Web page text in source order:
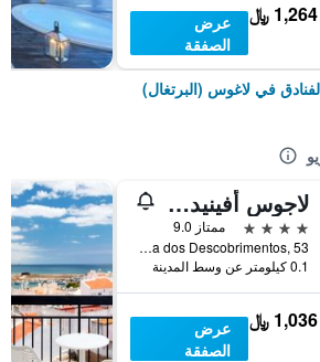
1,264 ﷼
عرض
الصفقة
في لاغوس (البرتغال)
لاجوس أفينيدا أوتل
4 نجوم
ممتاز 9.0
Avenida dos Descobrimentos, 53, لاغوس (البرتغال), منطقة فارو, البرتغال
0.1 كيلومتر عن وسط المدينة
1,036 ﷼
عرض
الصفقة